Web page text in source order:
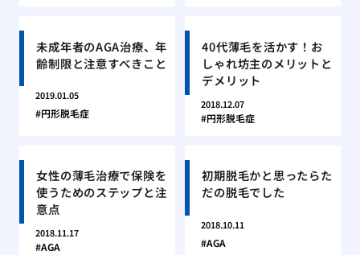
未成年者のAGA治療、年
齢制限と注意すべきこと
2019.01.05
円形脱毛症
40代薄毛を活かす！お
しゃれ坊主のメリットと
デメリット
2018.12.07
円形脱毛症
女性の薄毛治療で保険を
使うためのステップと注
意点
2018.11.17
AGA
初期脱毛かと思ったらた
だの脱毛でした
2018.10.11
AGA